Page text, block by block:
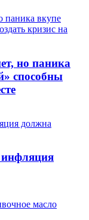
но паника
способны
инфляция